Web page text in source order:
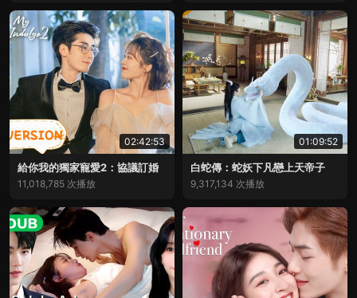
02:42:53
給你我的獨家寵愛2：協議訂婚
11,018,785 次播放
01:09:52
白蛇傳：蛇妖下凡戀上天帝子
9,317,134 次播放